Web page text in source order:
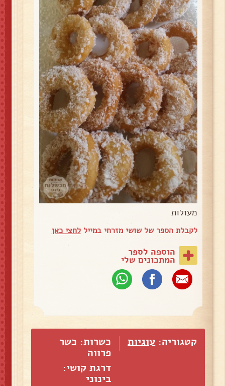
מעולות
לקבלת הספר של שושי מזרחי במייללחצי כאן
הוספה לספר
המתכונים שלי
קטגוריה: עוגיות
כשרות: כשר
פרווה
דרגת קושי:
בינוני